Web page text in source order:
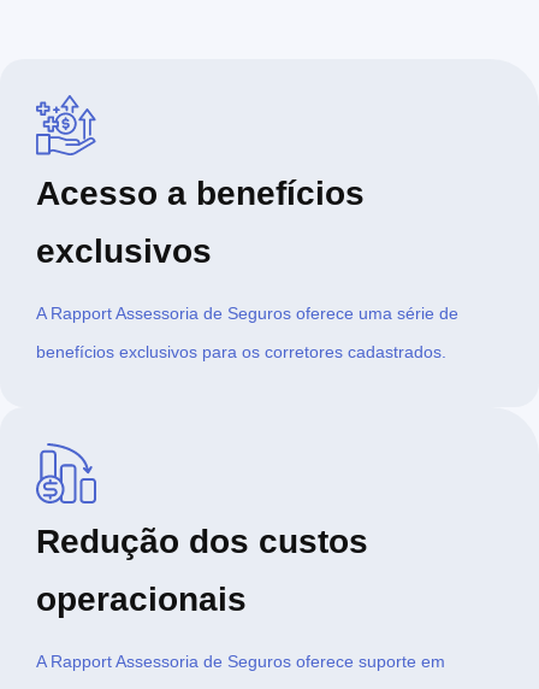
Acesso a benefícios
exclusivos
A Rapport Assessoria de Seguros oferece uma série de
benefícios exclusivos para os corretores cadastrados.
Redução dos custos
operacionais
A Rapport Assessoria de Seguros oferece suporte em